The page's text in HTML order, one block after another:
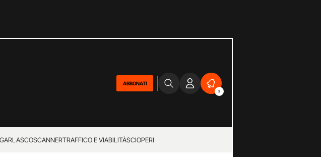
ABBONATI
2
GARLASCOSCANNERTRAFFICO E VIABILITÀSCIOPERI